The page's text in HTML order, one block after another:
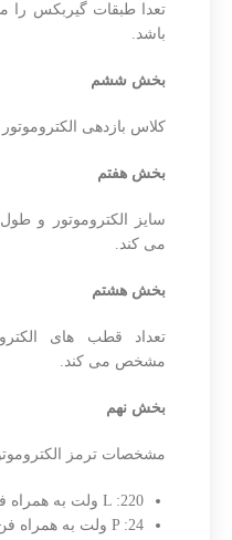
باشد.
بخش ششم
کلاس بازدهی
بخش هفتم
سایز الکتروموتور و
می کند.
بخش هشتم
تعداد قطب های
مشخص می کند.
بخش نهم
مشخصات ترمز
L :220 ولت به همراه فن
P :24 ولت به همراه فن